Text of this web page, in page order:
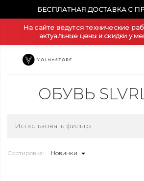
БЕСПЛАТНАЯ ДОСТАВКА С
На сайте ведутся технические
актуальные цены и скидки у
ОБУВЬ
Использовать фильтр
Сортировка: Новинки